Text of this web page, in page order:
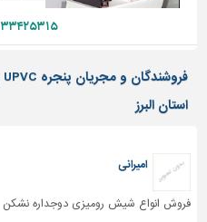
حفاظ
دیوارپوش،
و
سنگ
و
۳۳۴۲۵۳۱۵ (۰۲۶)
استان البرز
امیرانی
فروش انواع شیش رومیزی دوجداره نشکن